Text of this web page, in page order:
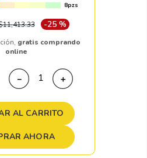
8pzs
11,413.33 -25 %
gratis comprando
online
＋
－
AL CARRITO
AHORA